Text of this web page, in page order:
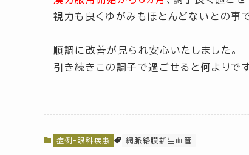
視力も良くゆがみもほとんどないとの事で
順調に改善が見られ安心いたしました。
引き続きこの調子で過ごせると何よりです
症例-眼科疾患 網脈絡膜新生血管